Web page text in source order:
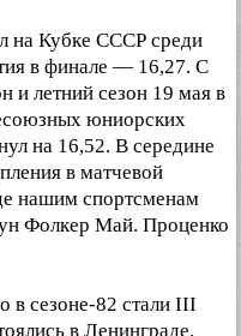
на Кубке СССР среди
в финале — 16,27. С
и летний сезон 19 мая в
юниорских
на 16,52. В середине
в матчевой
нашим спортсменам
Фолкер Май. Проценко
в сезоне-82 стали III
в Ленинграде.